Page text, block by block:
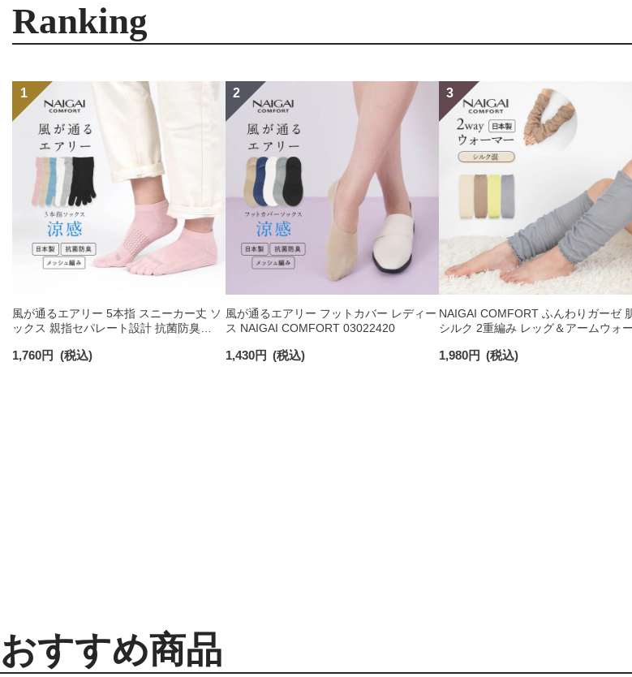
Ranking
風が通るエアリー 5本指 スニーカー丈 ソ
ックス 親指セパレート設計 抗菌防臭
03022213
1,760円 (税込)
風が通るエアリー フットカバー レディー
ス NAIGAI COMFORT 03022420
1,430円 (税込)
NAIGAI COMFORT ふんわりガーゼ
シルク 2重編み レッグ＆アームウォ
1,980円 (税込)
おすすめ商品